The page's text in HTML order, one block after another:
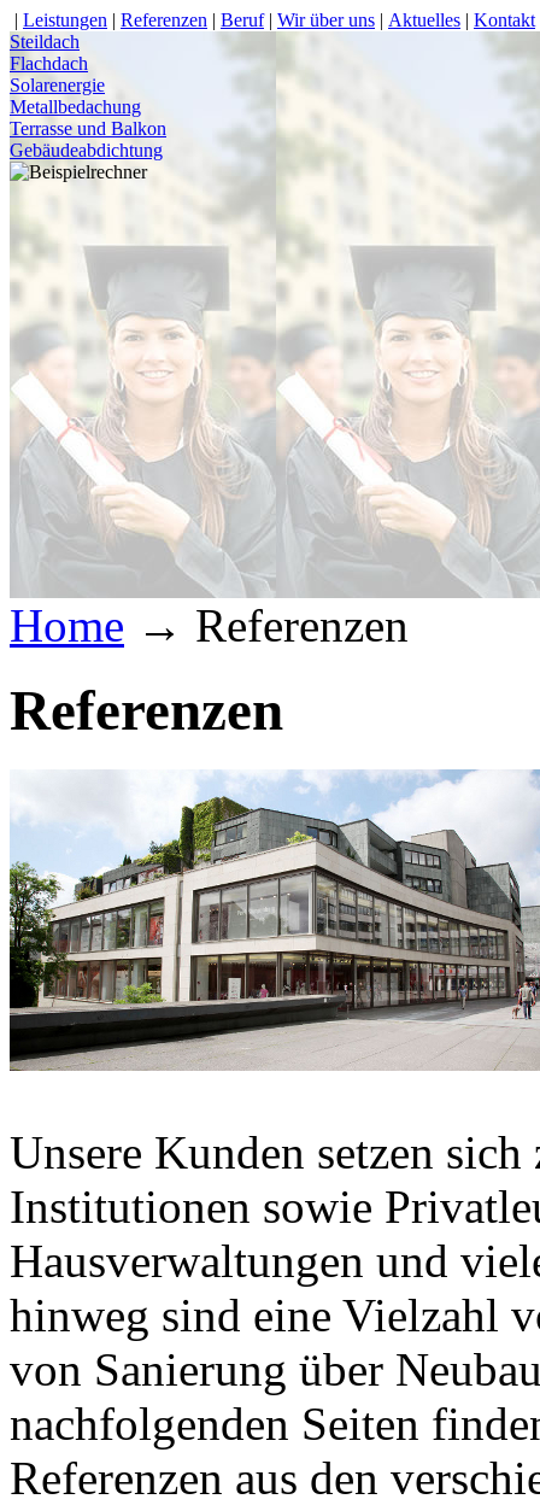
| Leistungen | Referenzen | Beruf| Wir über uns | Aktuelles | Kontakt
Steildach
Flachdach
Solarenergie
Metallbedachung
Terrasse und Balkon
Gebäudeabdichtung
Home → Referenzen
Referenzen
Unsere Kunden setzen
Institutionen sowie
Hausverwaltungen und
hinweg sind eine Vielzahl
von Sanierung über
nachfolgenden Seiten
Referenzen aus den